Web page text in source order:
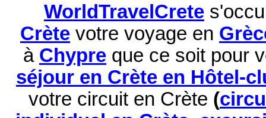
WorldTravelCrete
Crète votre voyage en
à Chypre que ce soit pour
séjour en Crète en Hôtel-
votre circuit en Crète (